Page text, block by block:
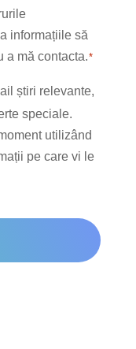
informațiile să
a mă contacta.*
știri relevante,
speciale.
utilizând
pe care vi le